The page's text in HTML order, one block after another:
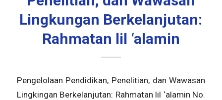
Lingkungan Berkelanjutan:
Rahmatan lil ‘alamin
Pengelolaan Pendidikan, Penelitian, dan Wawasan
Lingkingan Berkelanjutan: Rahmatan lil ‘alamin No.